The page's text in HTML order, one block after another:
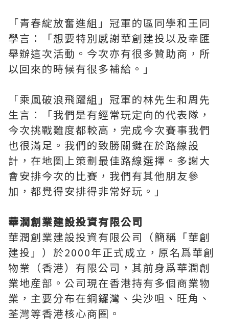
「青春綻放奮進組」冠軍的區同學和王同
學言：「想要特別感謝華創建投以及幸匯
舉辦這次活動。今次亦有很多贊助商，所
以回來的時候有很多補給。」
「乘風破浪飛躍組」冠軍的林先生和周先
生言：「我們是有經常玩定向的代表隊，
今次挑戰難度都較高，完成今次賽事我們
也很滿足。我們的致勝關鍵在於路線設
計，在地圖上策劃最佳路線選擇。多謝大
會安排今次的比賽，我們有其他朋友參
加，都覺得安排得非常好玩。」
華潤創業建設投資有限公司
華潤創業建設投資有限公司（簡稱「華創
建投」）於2000年正式成立，原名爲華創
物業（香港）有限公司，其前身爲華潤創
業地産部。公司現在香港持有多個商業物
業，主要分布在銅鑼灣、尖沙咀、旺角、
荃灣等香港核心商圈。